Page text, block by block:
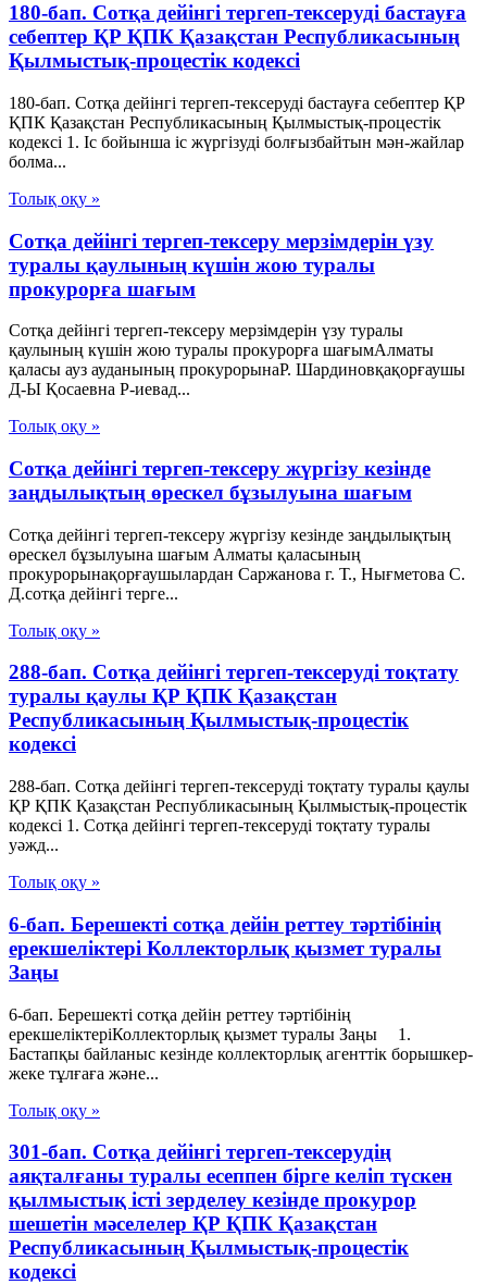
180-бап. Сотқа дейінгі тергеп-тексеруді бастауға
себептер ҚР ҚПК Қазақстан Республикасының
Қылмыстық-процестік кодексi
180-бап. Сотқа дейінгі тергеп-тексеруді бастауға себептер ҚР
ҚПК Қазақстан Республикасының Қылмыстық-процестік
кодексi 1. Іс бойынша іс жүргізуді болғызбайтын мән-жайлар
болма...
Толық оқу »
Сотқа дейінгі тергеп-тексеру мерзімдерін үзу
туралы қаулының күшін жою туралы
прокурорға шағым
Сотқа дейінгі тергеп-тексеру мерзімдерін үзу туралы
қаулының күшін жою туралы прокурорға шағымАлматы
қаласы ауз ауданының прокурорынаР. Шардиновқақорғаушы
Д-Ы Қосаевна Р-иевад...
Толық оқу »
Сотқа дейінгі тергеп-тексеру жүргізу кезінде
заңдылықтың өрескел бұзылуына шағым
Сотқа дейінгі тергеп-тексеру жүргізу кезінде заңдылықтың
өрескел бұзылуына шағым Алматы қаласының
прокурорынақорғаушылардан Саржанова г. Т., Нығметова С.
Д.сотқа дейінгі терге...
Толық оқу »
288-бап. Сотқа дейінгі тергеп-тексеруді тоқтату
туралы қаулы ҚР ҚПК Қазақстан
Республикасының Қылмыстық-процестік
кодексi
288-бап. Сотқа дейінгі тергеп-тексеруді тоқтату туралы қаулы
ҚР ҚПК Қазақстан Республикасының Қылмыстық-процестік
кодексi 1. Сотқа дейінгі тергеп-тексеруді тоқтату туралы
уәжд...
Толық оқу »
6-бап. Берешекті сотқа дейін реттеу тәртібінің
ерекшеліктері Коллекторлық қызмет туралы
Заңы
6-бап. Берешекті сотқа дейін реттеу тәртібінің
ерекшеліктеріКоллекторлық қызмет туралы Заңы 1.
Бастапқы байланыс кезінде коллекторлық агенттік борышкер-
жеке тұлғаға және...
Толық оқу »
301-бап. Сотқа дейінгі тергеп-тексерудің
аяқталғаны туралы есеппен бірге келіп түскен
қылмыстық істі зерделеу кезінде прокурор
шешетін мәселелер ҚР ҚПК Қазақстан
Республикасының Қылмыстық-процестік
кодексi